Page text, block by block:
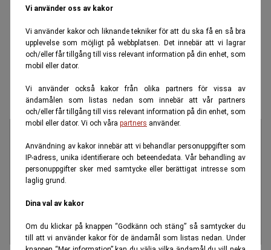
Vi använder oss av kakor
Vi använder kakor och liknande tekniker för att du ska få en så bra
upplevelse som möjligt på webbplatsen. Det innebär att vi lagrar
och/eller får tillgång till viss relevant information på din enhet, som
mobil eller dator.
Vi använder också kakor från olika partners för vissa av
ändamålen som listas nedan som innebär att vår partners
och/eller får tillgång till viss relevant information på din enhet, som
mobil eller dator. Vi och våra partners använder.
Användning av kakor innebär att vi behandlar personuppgifter som
IP-adress, unika identifierare och beteendedata. Vår behandling av
personuppgifter sker med samtycke eller berättigat intresse som
laglig grund.
Dina val av kakor
Om du klickar på knappen “Godkänn och stäng” så samtycker du
till att vi använder kakor för de ändamål som listas nedan. Under
Sten & Stanley